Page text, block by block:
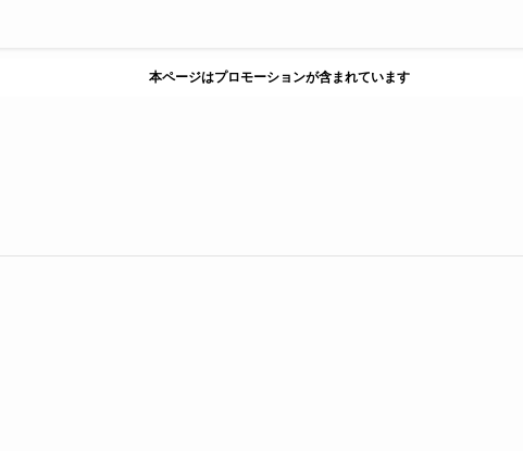
本ページはプロモーションが含まれています